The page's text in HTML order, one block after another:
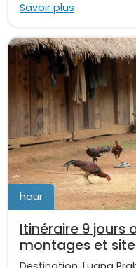
Savoir plus
hour
Itinéraire 9 jours
montages et